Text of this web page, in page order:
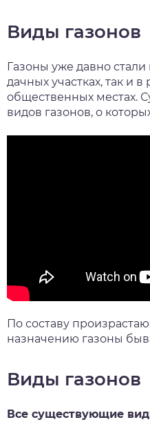
Виды газонов
Газоны уже давно
дачных участках, так и
общественных местах.
видов газонов, о
По составу
назначению газоны
Виды газонов
Все существующие